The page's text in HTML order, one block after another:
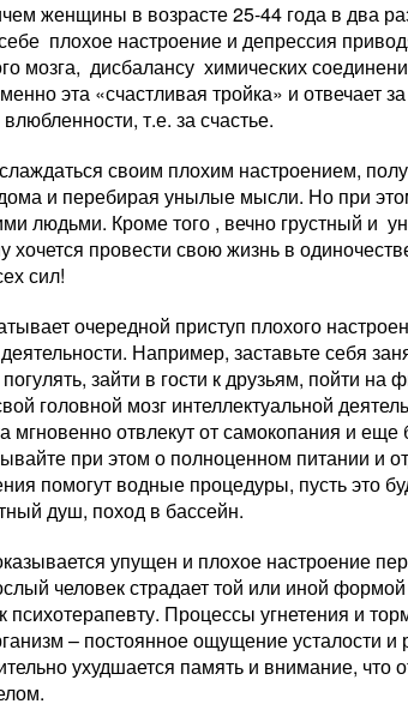
женщины в возрасте 25-44 года в два
плохое настроение и депрессия
мозга, дисбалансу химических
эта «счастливая тройка» и отвечает
т.е. за счастье.
своим плохим настроением,
и перебирая унылые мысли. Но при
людьми. Кроме того , вечно грустный и
хочется провести свою жизнь в
сил!
очередной приступ плохого
Например, заставьте себя
зайти в гости к друзьям, пойти на
головной мозг интеллектуальной
мгновенно отвлекут от самокопания и
при этом о полноценном питании и
помогут водные процедуры, пусть это
душ, поход в бассейн.
упущен и плохое настроение
человек страдает той или иной
психотерапевту. Процессы угнетения и
– постоянное ощущение усталости и
ухудшается память и внимание, что